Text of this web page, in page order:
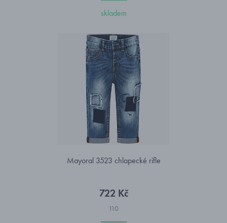
skladem
Mayoral 3523 chlapecké rifle
722 Kč
110